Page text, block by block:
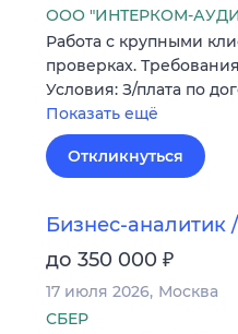
ООО "ИНТЕРКОМ-
Работа с крупными
проверках.
Условия: З/плата по
Показать ещё
Откликнуться
Бизнес-аналитик
до 350 000 ₽
17 июля 2026 Москва
СБЕР